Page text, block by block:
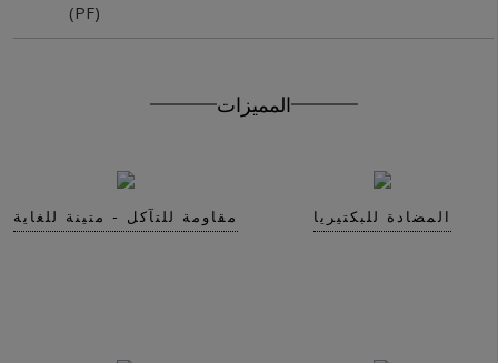
(PF)
المميزات
مقاومة للتآكل - متينة للغاية المضادة للبكتيريا